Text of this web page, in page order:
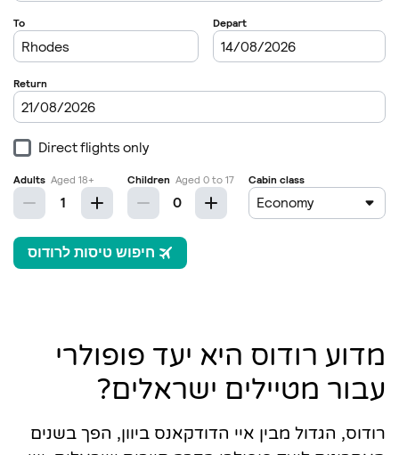
מדוע רודוס היא יעד פופולרי
עבור מטיילים ישראלים?
רודוס, הגדול מבין איי הדודקאנס ביוון, הפך בשנים